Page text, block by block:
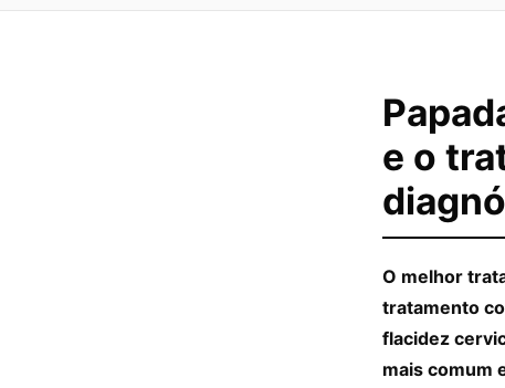
e o
O melhor
tratamento
flacidez
mais comum